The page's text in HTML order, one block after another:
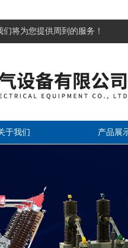
将为您提供周到的服务！
于我们 产品展